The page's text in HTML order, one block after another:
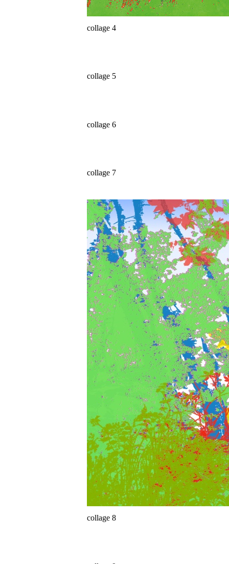
collage 4
collage 5
collage 6
collage 7
collage 8